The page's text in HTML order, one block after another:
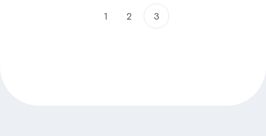
1 2 3